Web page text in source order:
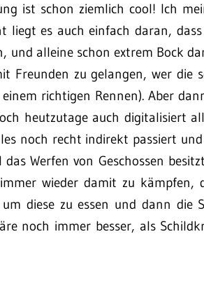
ist schon ziemlich cool! Ich
liegt es auch einfach daran,
und alleine schon extrem Bock
Freunden zu gelangen, wer die
richtigen Rennen). Aber
heutzutage auch digitalisiert
noch recht indirekt passiert
das Werfen von Geschossen
wieder damit zu kämpfen,
diese zu essen und dann die
noch immer besser, als